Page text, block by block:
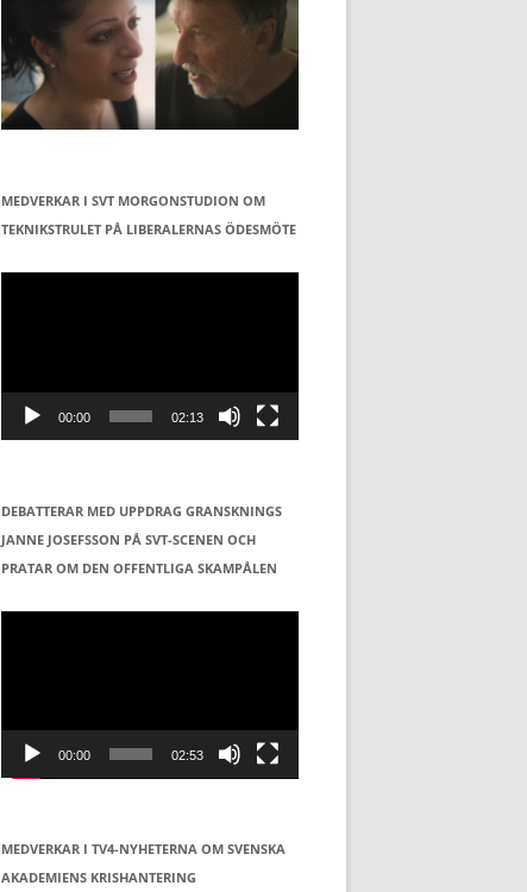
MEDVERKAR I SVT MORGONSTUDION OM
TEKNIKSTRULET PÅ LIBERALERNAS ÖDESMÖTE
Videospelare
00:00 02:13
DEBATTERAR MED UPPDRAG GRANSKNINGS
JANNE JOSEFSSON PÅ SVT-SCENEN OCH
PRATAR OM DEN OFFENTLIGA SKAMPÅLEN
Videospelare
00:00 02:53
MEDVERKAR I TV4-NYHETERNA OM SVENSKA
AKADEMIENS KRISHANTERING